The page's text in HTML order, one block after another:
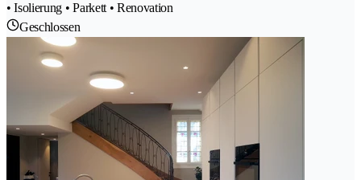
• Isolierung • Parkett • Renovation
Geschlossen